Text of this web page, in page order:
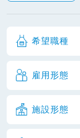
希望職種
雇用形態
施設形態